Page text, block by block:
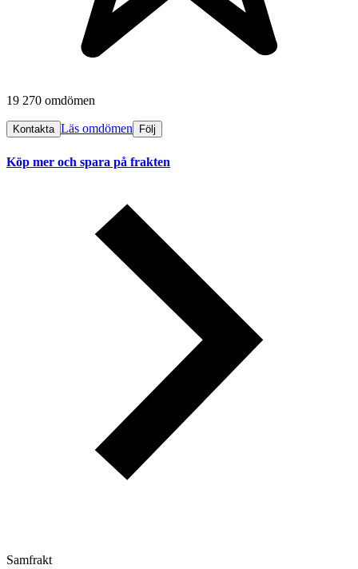
19 270 omdömen
Kontakta Läs omdömen Följ
Köp mer och spara på frakten
Samfrakt